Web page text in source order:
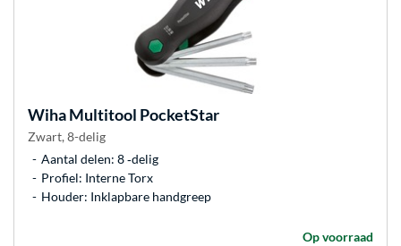
WihaMultitool PocketStar
Zwart, 8-delig
Aantal delen: 8 ‐delig
Profiel: Interne Torx
Houder: Inklapbare handgreep
Op voorraad